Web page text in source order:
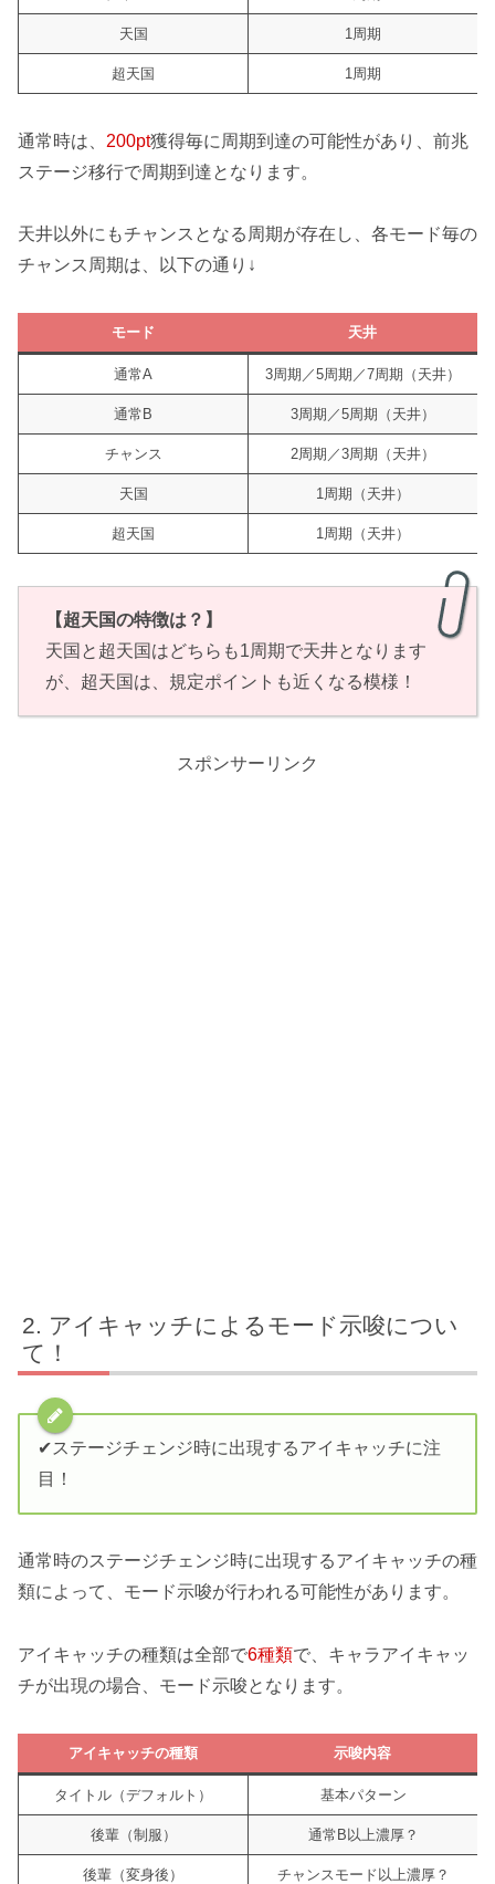
天国 1周期
超天国 1周期
通常時は、 200pt獲得毎に周期到達の可能性があり、前兆
ステージ移行で周期到達となります。
天井以外にもチャンスとなる周期が存在し、各モード毎の
チャンス周期は、以下の通り↓
モード 天井
通常A 3周期／5周期／7周期（天井）
通常B 3周期／5周期（天井）
チャンス 2周期／3周期（天井）
天国 1周期（天井）
超天国 1周期（天井）
【超天国の特徴は？】
天国と超天国はどちらも1周期で天井となります
が、超天国は、規定ポイントも近くなる模様！
スポンサーリンク
アイキャッチによるモード示唆につい
て！
✔︎ステージチェンジ時に出現するアイキャッチに注
目！
通常時のステージチェンジ時に出現するアイキャッチの種
類によって、モード示唆が行われる可能性があります。
アイキャッチの種類は全部で6種類で、キャラアイキャッ
チが出現の場合、モード示唆となります。
アイキャッチの種類 示唆内容
タイトル（デフォルト） 基本パターン
後輩（制服） 通常B以上濃厚？
後輩（変身後） チャンスモード以上濃厚？